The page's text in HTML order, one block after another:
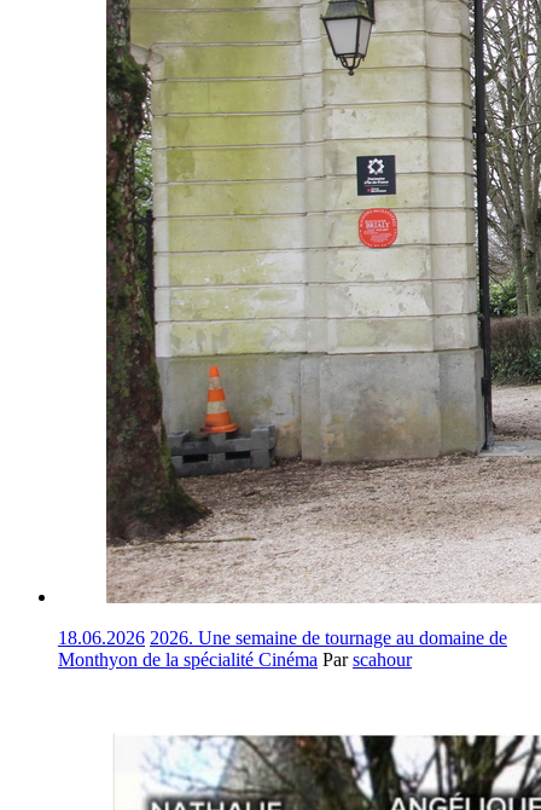
18.06.2026 2026. Une semaine de tournage au domaine de
Monthyon de la spécialité Cinéma Parscahour